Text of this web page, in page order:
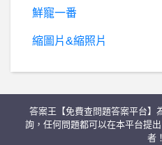
西斯 性愛- 內射後如何清
鮮寵一番
縮圖片&縮照片
答案王【免費查問題答案平台】
詢，任何問題都可以在本平台提
者！